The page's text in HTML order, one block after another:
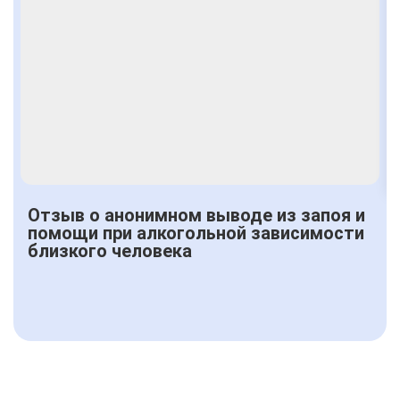
Отзыв о анонимном выводе из запоя и
помощи при алкогольной зависимости
близкого человека